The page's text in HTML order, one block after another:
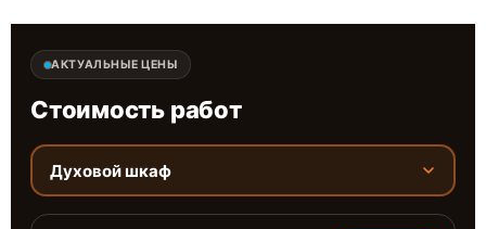
АКТУАЛЬНЫЕ ЦЕНЫ
Стоимость работ
Духовой шкаф